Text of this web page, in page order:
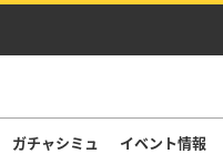
ガチャシミュ イベント情報